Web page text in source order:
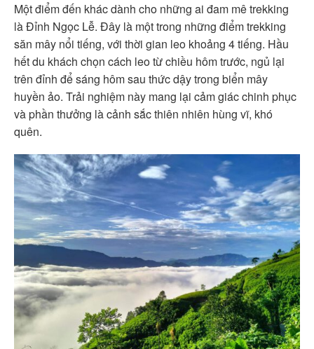
Một điểm đến khác dành cho những ai đam mê trekking
là Đỉnh Ngọc Lễ. Đây là một trong những điểm trekking
săn mây nổi tiếng, với thời gian leo khoảng 4 tiếng. Hầu
hết du khách chọn cách leo từ chiều hôm trước, ngủ lại
trên đỉnh để sáng hôm sau thức dậy trong biển mây
huyền ảo. Trải nghiệm này mang lại cảm giác chinh phục
và phần thưởng là cảnh sắc thiên nhiên hùng vĩ, khó
quên.